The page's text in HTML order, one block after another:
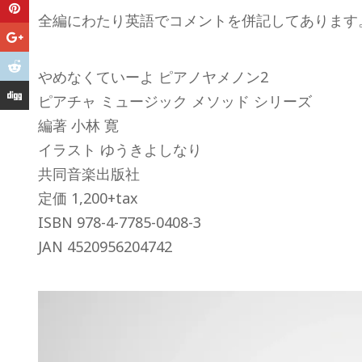
全編にわたり英語でコメントを併記してあります
やめなくていーよ ピアノヤメノン2
ピアチャ ミュージック メソッド シリーズ
編著 小林 寛
イラスト ゆうきよしなり
共同音楽出版社
定価 1,200+tax
ISBN 978-4-7785-0408-3
JAN 4520956204742